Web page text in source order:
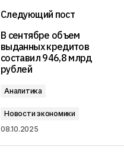
Следующий пост
В сентябре объем
выданных кредитов
составил 946,8 млрд
рублей
Аналитика
Новости экономики
08.10.2025